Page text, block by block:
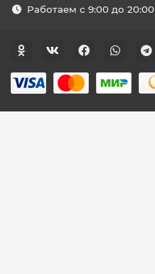
Работаем с 9:00 до 20:00